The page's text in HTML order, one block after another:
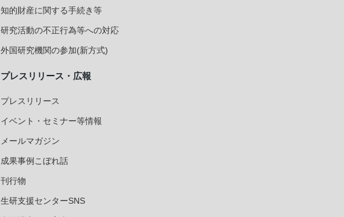
知的財産に関する手続き等
研究活動の不正行為等への対応
外国研究機関の参加(新方式)
プレスリリース・広報
プレスリリース
イベント・セミナー等情報
メールマガジン
成果事例こぼれ話
刊行物
生研支援センターSNS